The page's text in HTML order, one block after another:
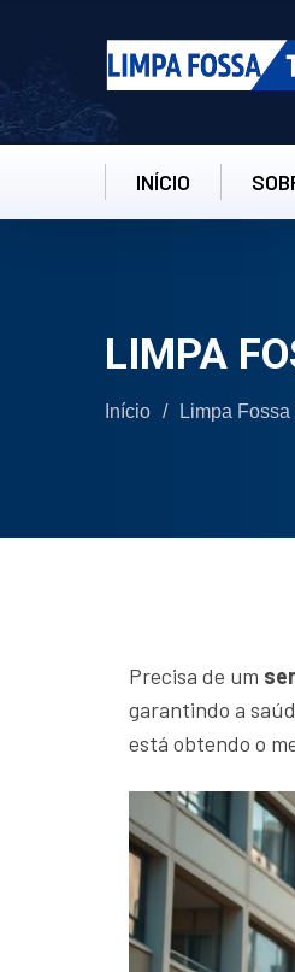
INÍCIO
LIMPA
Início / Limpa
Precisa de um
garantindo a
está obtendo o